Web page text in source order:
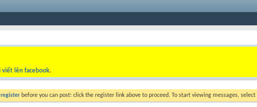
viết lên facebook.
register before you can post: click the register link above to proceed. To start viewing messages,